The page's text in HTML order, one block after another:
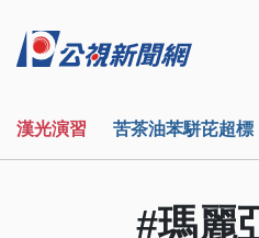
漢光演習 苦茶油苯駢芘超標
#瑪麗